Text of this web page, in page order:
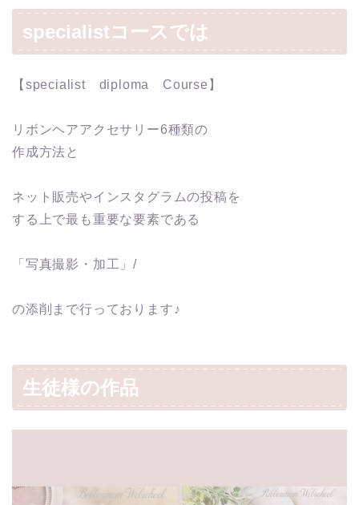
specialistコースでは
【specialist diploma Course】
リボンヘアアクセサリー6種類の
作成方法と
ネット販売やインスタグラムの投稿を
する上で最も重要な要素である
「写真撮影・加工」/
の添削まで行っております♪
生徒様の作品